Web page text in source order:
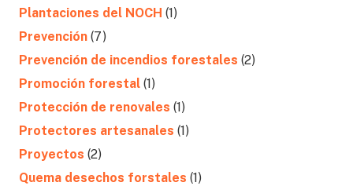
Plantaciones del NOCH (1)
Prevención (7)
Prevención de incendios forestales (2)
Promoción forestal (1)
Protección de renovales (1)
Protectores artesanales (1)
Proyectos (2)
Quema desechos forstales (1)